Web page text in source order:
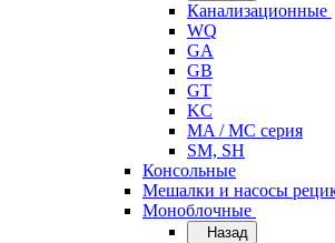
Канализационные
WQ
GA
GB
GT
KC
MA / MC серия
SM, SH
Консольные
Мешалки и насосы
Моноблочные
Назад